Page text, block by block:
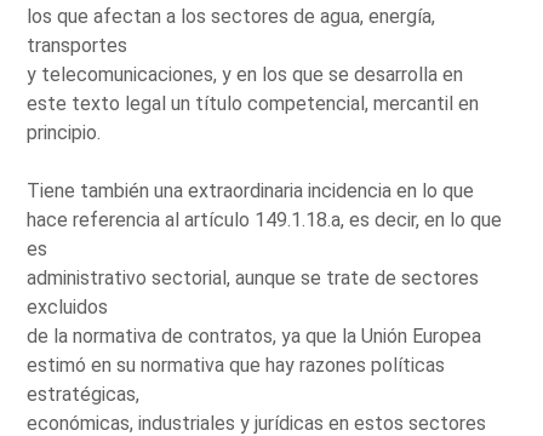
los que afectan a los sectores de agua, energía,
transportes
y telecomunicaciones, y en los que se desarrolla en
este texto legal un título competencial, mercantil en
principio.
Tiene también una extraordinaria incidencia en lo que
hace referencia al artículo 149.1.18.a, es decir, en lo que
es
administrativo sectorial, aunque se trate de sectores
excluidos
de la normativa de contratos, ya que la Unión Europea
estimó en su normativa que hay razones políticas
estratégicas,
económicas, industriales y jurídicas en estos sectores